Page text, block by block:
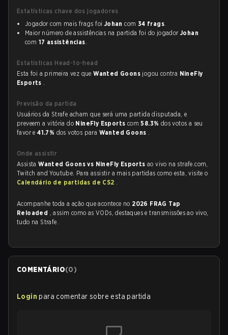
Estatísticas chave dos jogadores
Jogador com mais frags foi Johan com 34 frags.
Maior número de assistências na partida foi do jogador Johan
com 17 assistências.
Estatísticas Head-to-head
Esta foi a primeira vez queWanted Goons jogou contra NineFly
Esports .
Previsão da partida
Usuários da Strafe acham que será uma partida disputada, e
preveem a vitória do NineFly Esports com58.3% dos votos a seu
favor e41.7% dos votos para Wanted Goons .
Onde assistir
AssistaWanted Goons vs NineFly Esportsao vivo na strafe.com,
Twitch and Youtube. Para assistir a mais partidas como esta, visite o
Calendário de partidas de CS2 .
Acompanhe toda a ação que acontece no 2026 FRAG Tap
Reloaded , assim como as VODs, destaques e transmissões ao vivo,
tudo na Strafe.
COMENTÁRIO(0)
Login para comentar sobre esta partida